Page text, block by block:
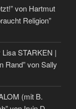
von Hartmut
Religion”
Lisa STARKEN |
Rand” von Sally
(mit B.